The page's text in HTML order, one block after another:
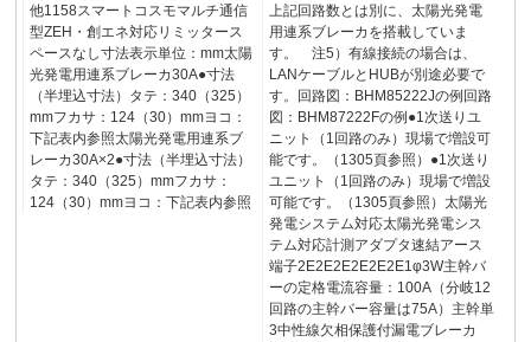
他1158スマートコスモマルチ通信
型ZEH・創エネ対応リミッタース
ペースなし寸法表示単位：mm太陽
光発電用連系ブレーカ30A●寸法
（半埋込寸法）タテ：340（325）
mmフカサ：124（30）mmヨコ：
下記表内参照太陽光発電用連系ブ
レーカ30A×2●寸法（半埋込寸法）
タテ：340（325）mmフカサ：
124（30）mmヨコ：下記表内参照
上記回路数とは別に、太陽光発電
用連系ブレーカを搭載していま
す。 注5）有線接続の場合は、
LANケーブルとHUBが別途必要で
す。回路図：BHM85222Jの例回路
図：BHM87222Fの例●1次送りユ
ニット（1回路のみ）現場で増設可
能です。（1305頁参照）●1次送り
ユニット（1回路のみ）現場で増設
可能です。（1305頁参照）太陽光
発電システム対応太陽光発電シス
テム対応計測アダプタ速結アース
端子2E2E2E2E2E2E1φ3W主幹バ
ーの定格電流容量：100A（分岐12
回路の主幹バー容量は75A）主幹単
3中性線欠相保護付漏電ブレーカ